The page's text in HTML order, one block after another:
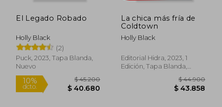
4%
dcto. $ 43.274 $
El Legado Robado
Holly Black
(2)
Puck, 2023, Tapa Blanda,
Nuevo
La chica más fría de
Coldtown
Holly Black
Editorial Hidra, 2023, 1
Edición, Tapa Blanda,